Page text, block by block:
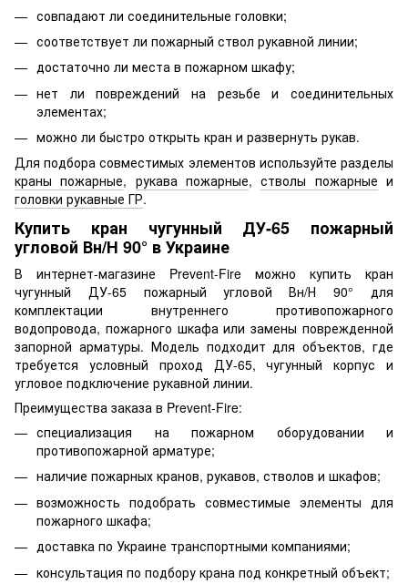
совпадают ли соединительные головки;
соответствует ли пожарный ствол рукавной линии;
достаточно ли места в пожарном шкафу;
нет ли повреждений на резьбе и соединительных
элементах;
можно ли быстро открыть кран и развернуть рукав.
Для подбора совместимых элементов используйте разделы
краны пожарные, рукава пожарные,стволы пожарные и
головки рукавные ГР.
Купить кран чугунный ДУ-65 пожарный
угловой Вн/Н 90° в Украине
В интернет-магазине Prevent-Fire можно купить кран
чугунный ДУ-65 пожарный угловой Вн/Н 90° для
комплектации внутреннего противопожарного
водопровода, пожарного шкафа или замены поврежденной
запорной арматуры. Модель подходит для объектов, где
требуется условный проход ДУ-65, чугунный корпус и
угловое подключение рукавной линии.
Преимущества заказа в Prevent-Fire:
специализация на пожарном оборудовании и
противопожарной арматуре;
наличие пожарных кранов, рукавов, стволов и шкафов;
возможность подобрать совместимые элементы для
пожарного шкафа;
доставка по Украине транспортными компаниями;
консультация по подбору крана под конкретный объект;